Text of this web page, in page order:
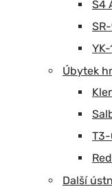
S4
Úbytek
Další